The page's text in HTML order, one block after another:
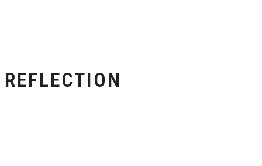
REFLECTION